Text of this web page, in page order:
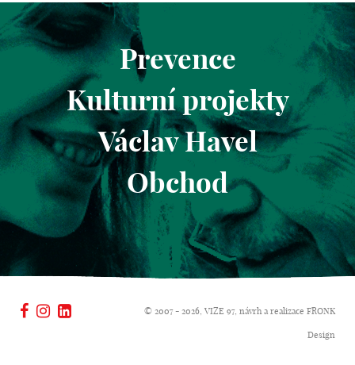
Prevence
Kulturní projekty
Václav Havel
Obchod
© 2007 - 2026, VIZE 97, návrh a realizace FRONK
Design